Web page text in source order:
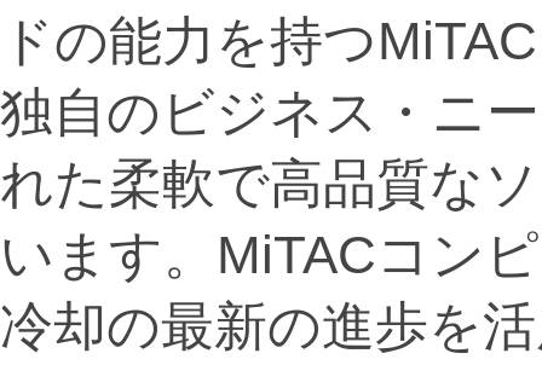
ドの能力を持つ
独自のビジネス・ニ
れた柔軟で高品質な
います。MiTACコン
冷却の最新の進歩を